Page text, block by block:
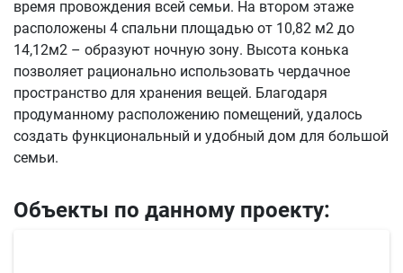
время провождения всей семьи. На втором этаже
расположены 4 спальни площадью от 10,82 м2 до
14,12м2 – образуют ночную зону. Высота конька
позволяет рационально использовать чердачное
пространство для хранения вещей. Благодаря
продуманному расположению помещений, удалось
создать функциональный и удобный дом для большой
семьи.
Объекты по данному проекту: